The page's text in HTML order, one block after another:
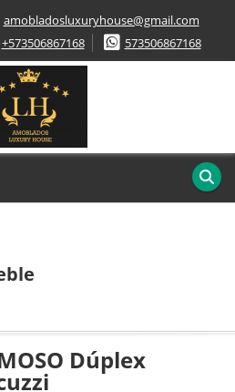
amobladosluxuryhouse@gmail.com
+573506867168
573506867168
Dúplex